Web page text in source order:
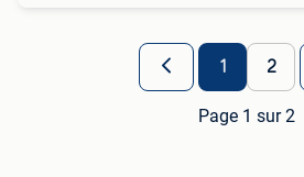
1 2
Page 1 sur 2